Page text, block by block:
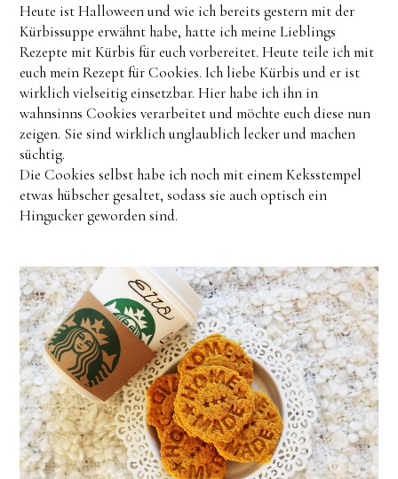
Heute ist Halloween und wie ich bereits gestern mit der
Kürbissuppe erwähnt habe, hatte ich meine Lieblings
Rezepte mit Kürbis für euch vorbereitet. Heute teile ich mit
euch mein Rezept für Cookies. Ich liebe Kürbis und er ist
wirklich vielseitig einsetzbar. Hier habe ich ihn in
wahnsinns Cookies verarbeitet und möchte euch diese nun
zeigen. Sie sind wirklich unglaublich lecker und machen
süchtig.
Die Cookies selbst habe ich noch mit einem Keksstempel
etwas hübscher gesaltet, sodass sie auch optisch ein
Hingucker geworden sind.